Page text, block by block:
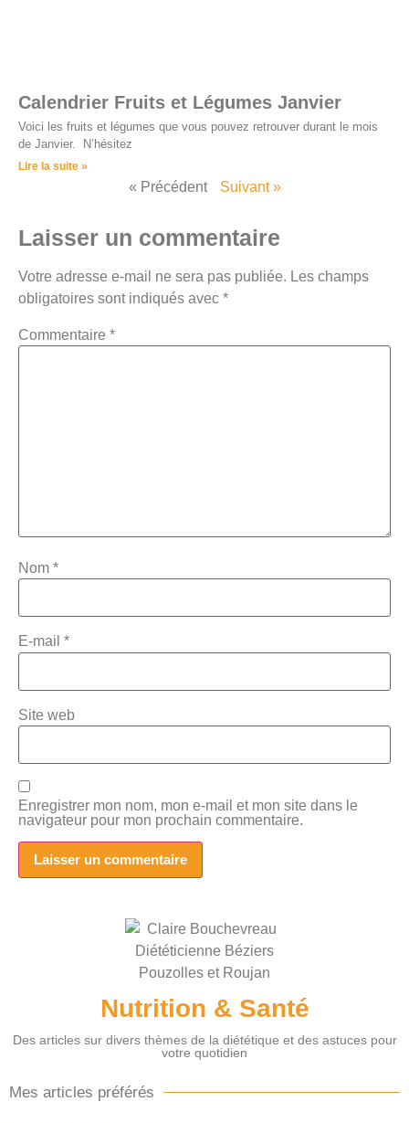
Calendrier Fruits et Légumes Janvier
Voici les fruits et légumes que vous pouvez retrouver durant le mois
de Janvier. N’hésitez
Lire la suite »
« Précédent Suivant »
Laisser un commentaire
Votre adresse e-mail ne sera pas publiée. Les champs
obligatoires sont indiqués avec *
Commentaire *
Nom *
E-mail *
Site web
Enregistrer mon nom, mon e-mail et mon site dans le
navigateur pour mon prochain commentaire.
Nutrition & Santé
Des articles sur divers thèmes de la diététique et des astuces pour
votre quotidien
Mes articles préférés